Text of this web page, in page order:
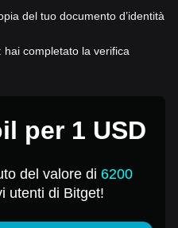
del tuo documento d’identità
completato la verifica
per 1 USD
del valore di 6200
utenti di Bitget!